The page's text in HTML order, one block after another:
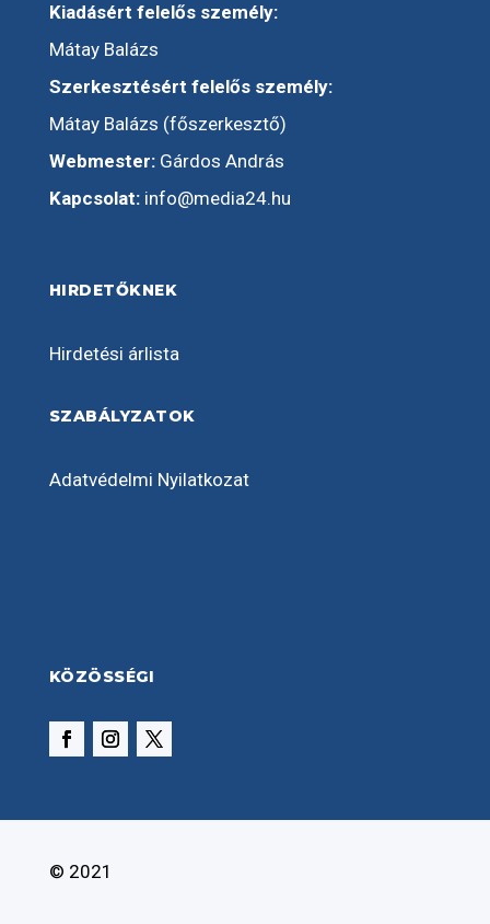
Kiadásért felelős személy:
Mátay Balázs
Szerkesztésért felelős személy:
Mátay Balázs (főszerkesztő)
Webmester:Gárdos András
Kapcsolat: info@media24.hu
HIRDETŐKNEK
Hirdetési árlista
SZABÁLYZATOK
Adatvédelmi Nyilatkozat
KÖZÖSSÉGI
© 2021